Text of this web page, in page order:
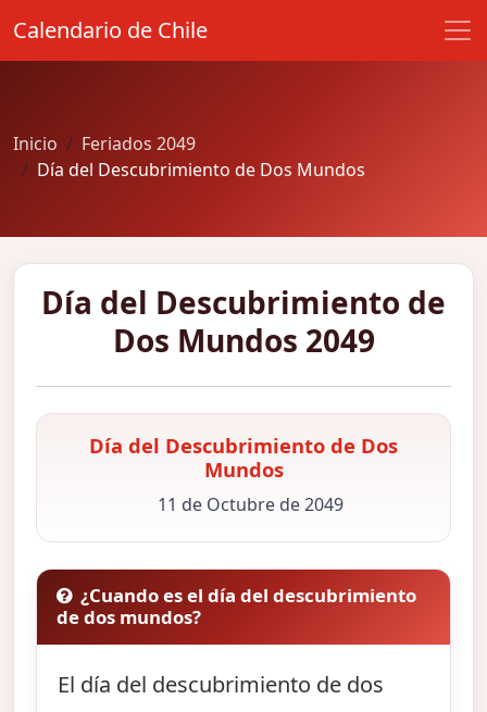
Calendario de Chile
Inicio
Feriados 2049
Día del Descubrimiento de Dos Mundos
Día del Descubrimiento de
Dos Mundos 2049
Día del Descubrimiento de Dos
Mundos
11 de Octubre de 2049
¿Cuando es el día del descubrimiento
de dos mundos?
El día del descubrimiento de dos